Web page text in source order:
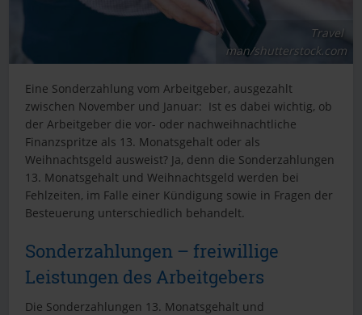
Travel
man/shutterstock.com
Eine Sonderzahlung vom Arbeitgeber, ausgezahlt
zwischen November und Januar: Ist es dabei wichtig, ob
der Arbeitgeber die vor- oder nachweihnachtliche
Finanzspritze als 13. Monatsgehalt oder als
Weihnachtsgeld ausweist? Ja, denn die Sonderzahlungen
13. Monatsgehalt und Weihnachtsgeld werden bei
Fehlzeiten, im Falle einer Kündigung sowie in Fragen der
Besteuerung unterschiedlich behandelt.
Sonderzahlungen – freiwillige
Leistungen des Arbeitgebers
Die Sonderzahlungen 13. Monatsgehalt und